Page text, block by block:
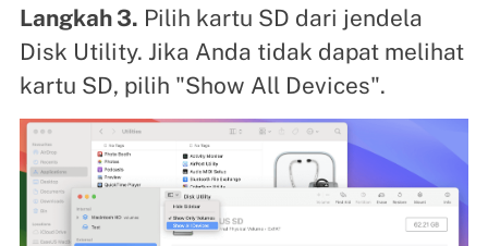
Langkah 3. Pilih kartu SD dari jendela
Disk Utility. Jika Anda tidak dapat melihat
kartu SD, pilih "Show All Devices".